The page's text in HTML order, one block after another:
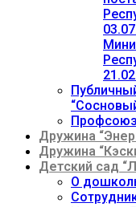
Дружина
Дружина
Детский сад
О